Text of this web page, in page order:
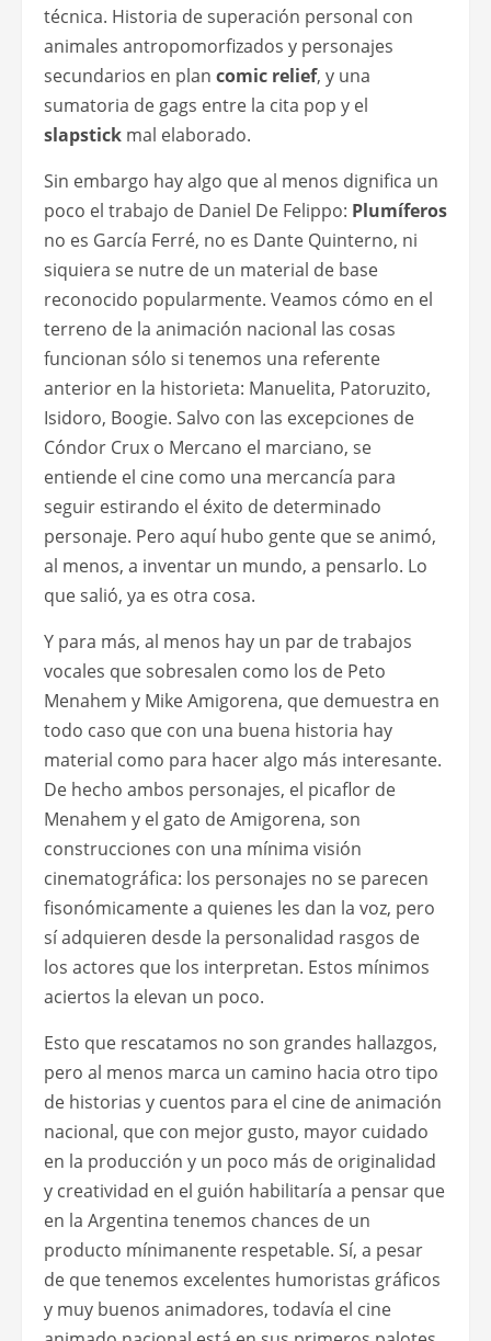
técnica. Historia de superación personal con
animales antropomorfizados y personajes
secundarios en plan comic relief, y una
sumatoria de gags entre la cita pop y el
slapstick mal elaborado.
Sin embargo hay algo que al menos dignifica un
poco el trabajo de Daniel De Felippo: Plumíferos
no es García Ferré, no es Dante Quinterno, ni
siquiera se nutre de un material de base
reconocido popularmente. Veamos cómo en el
terreno de la animación nacional las cosas
funcionan sólo si tenemos una referente
anterior en la historieta: Manuelita, Patoruzito,
Isidoro, Boogie. Salvo con las excepciones de
Cóndor Crux o Mercano el marciano, se
entiende el cine como una mercancía para
seguir estirando el éxito de determinado
personaje. Pero aquí hubo gente que se animó,
al menos, a inventar un mundo, a pensarlo. Lo
que salió, ya es otra cosa.
Y para más, al menos hay un par de trabajos
vocales que sobresalen como los de Peto
Menahem y Mike Amigorena, que demuestra en
todo caso que con una buena historia hay
material como para hacer algo más interesante.
De hecho ambos personajes, el picaflor de
Menahem y el gato de Amigorena, son
construcciones con una mínima visión
cinematográfica: los personajes no se parecen
fisonómicamente a quienes les dan la voz, pero
sí adquieren desde la personalidad rasgos de
los actores que los interpretan. Estos mínimos
aciertos la elevan un poco.
Esto que rescatamos no son grandes hallazgos,
pero al menos marca un camino hacia otro tipo
de historias y cuentos para el cine de animación
nacional, que con mejor gusto, mayor cuidado
en la producción y un poco más de originalidad
y creatividad en el guión habilitaría a pensar que
en la Argentina tenemos chances de un
producto mínimanente respetable. Sí, a pesar
de que tenemos excelentes humoristas gráficos
y muy buenos animadores, todavía el cine